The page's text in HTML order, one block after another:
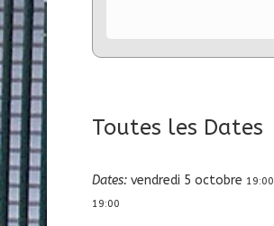
Toutes les Dates
Dates: vendredi 5 octobre 19:00
19:00